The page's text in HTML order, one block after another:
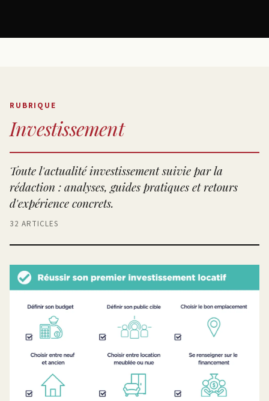
RUBRIQUE
Investissement
Toute l'actualité investissement suivie par la
rédaction : analyses, guides pratiques et retours
d'expérience concrets.
32 ARTICLES